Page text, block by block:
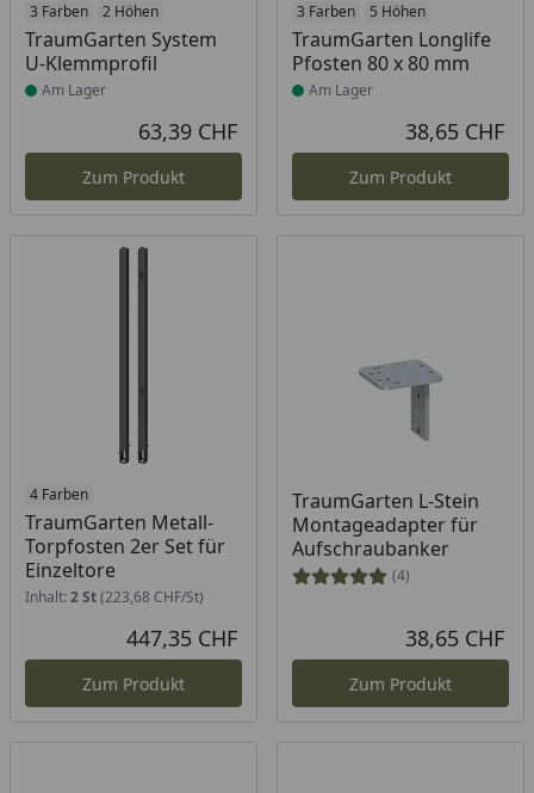
3 Farben 2 Höhen
TraumGarten System
U-Klemmprofil
Produkt am Lager
Am Lager
63,39 CHF
Zum Produkt
3 Farben 5 Höhen
TraumGarten Longlife
Pfosten 80 x 80 mm
Produkt am Lager
Am Lager
38,65 CHF
Zum Produkt
4 Farben
TraumGarten Metall-
Torpfosten 2er Set für
Einzeltore
Inhalt: 2 St(223,68 CHF/St)
447,35 CHF
Zum Produkt
TraumGarten L-Stein
Montageadapter für
Aufschraubanker
(4)
38,65 CHF
Zum Produkt